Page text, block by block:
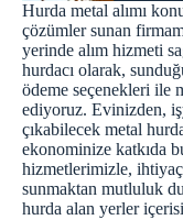
Hurda metal alımı
çözümler sunan
yerinde alım hizmeti
hurdacı olarak,
ödeme seçenekleri ile
ediyoruz. Evinizden,
çıkabilecek metal
ekonominize katkıda
hizmetlerimizle,
sunmaktan mutluluk
hurda alan yerler